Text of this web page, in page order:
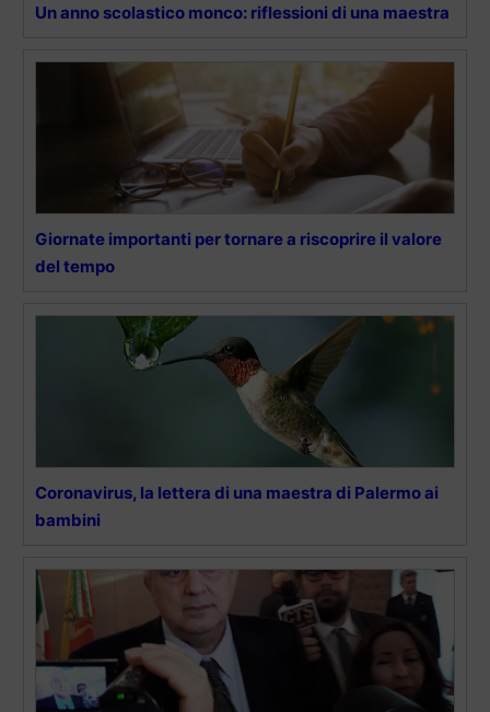
Un anno scolastico monco: riflessioni di una maestra
Giornate importanti per tornare a riscoprire il valore
del tempo
Coronavirus, la lettera di una maestra di Palermo ai
bambini